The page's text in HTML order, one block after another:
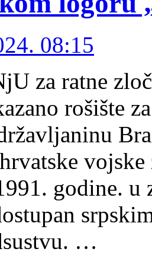
08:15
za ratne
rošište
godine.
…